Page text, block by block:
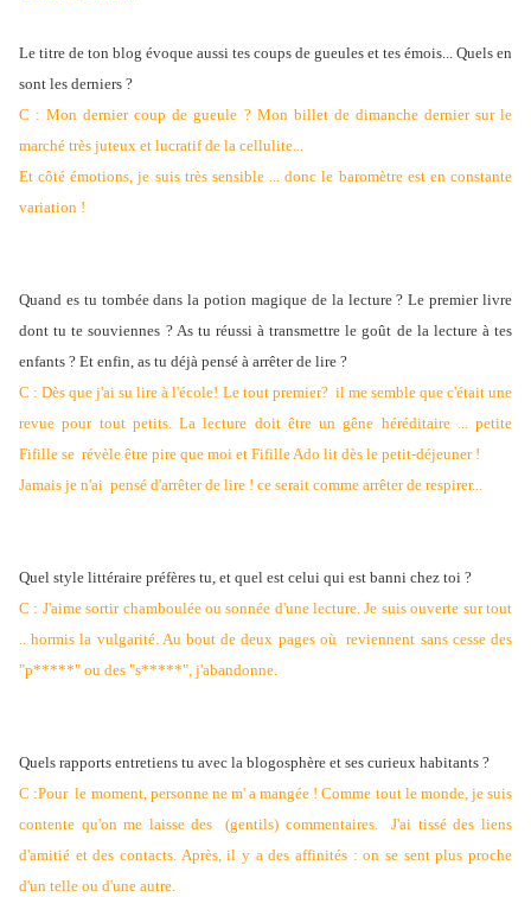
Le titre de ton blog évoque aussi tes coups de gueules et tes émois... Quels en
sont les derniers ?
C : Mon dernier coup de gueule ? Mon billet de dimanche dernier sur le
marché très juteux et lucratif de la cellulite...
Et côté émotions, je suis très sensible ... donc le baromètre est en constante
variation !
Quand es tu tombée dans la potion magique de la lecture ? Le premier livre
dont tu te souviennes ? As tu réussi à transmettre le goût de la lecture à tes
enfants ? Et enfin, as tu déjà pensé à arrêter de lire ?
C : Dès que j'ai su lire à l'école! Le tout premier? il me semble que c'était une
revue pour tout petits. La lecture doit être un gêne héréditaire ... petite
Fifille se révèle être pire que moi et Fifille Ado lit dès le petit-déjeuner !
Jamais je n'ai pensé d'arrêter de lire ! ce serait comme arrêter de respirer...
Quel style littéraire préfères tu, et quel est celui qui est banni chez toi ?
C : J'aime sortir chamboulée ou sonnée d'une lecture. Je suis ouverte sur tout
.. hormis la vulgarité. Au bout de deux pages où reviennent sans cesse des
"p*****" ou des "s*****", j'abandonne.
Quels rapports entretiens tu avec la blogosphère et ses curieux habitants ?
C :Pour le moment, personne ne m' a mangée ! Comme tout le monde, je suis
contente qu'on me laisse des (gentils) commentaires. J'ai tissé des liens
d'amitié et des contacts. Après, il y a des affinités : on se sent plus proche
d'un telle ou d'une autre.